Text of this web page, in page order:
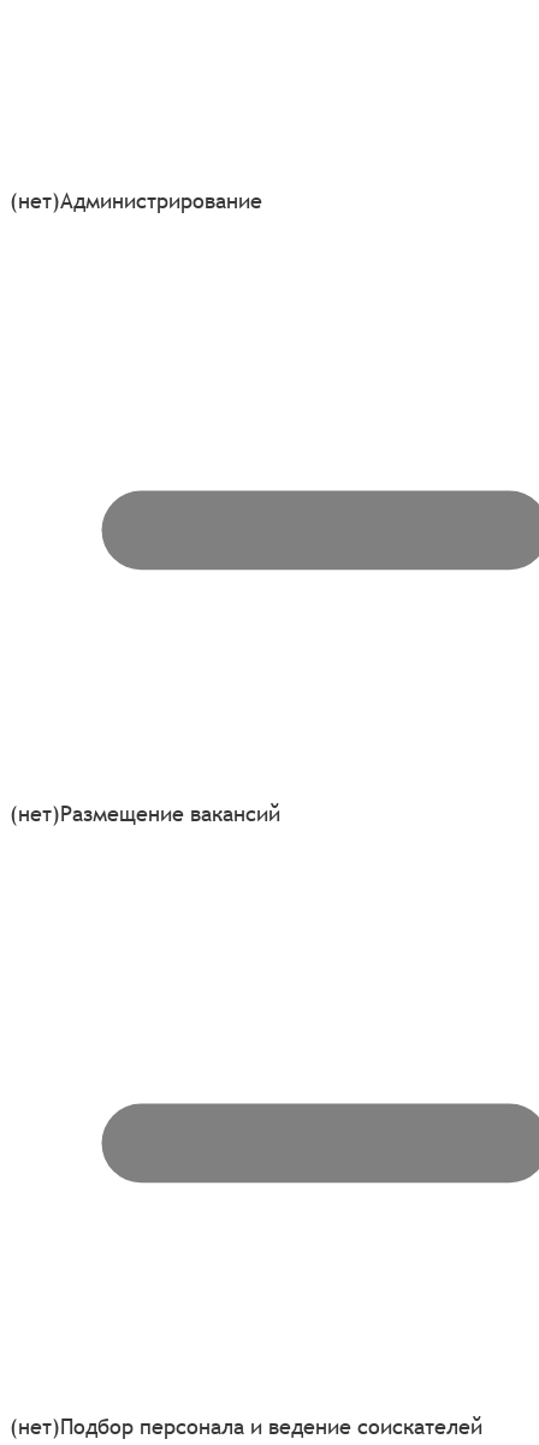
(нет)Администрирование
(нет)Размещение вакансий
(нет)Подбор персонала и ведение соискателей